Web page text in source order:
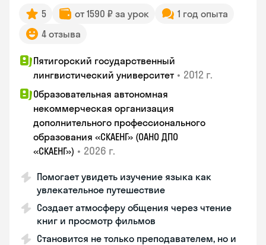
5 от 1590 ₽ за урок
1 год опыта
4 отзыва
Пятигорский государственный
лингвистический университет • 2012 г.
Образовательная автономная
некоммерческая организация
дополнительного профессионального
образования «СКАЕНГ» (ОАНО ДПО
«СКАЕНГ») • 2026 г.
Помогает увидеть изучение языка как
увлекательное путешествие
Создает атмосферу общения через чтение
книг и просмотр фильмов
Становится не только преподавателем, но и